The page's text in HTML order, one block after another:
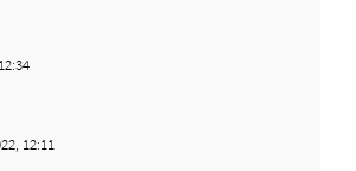
12:11